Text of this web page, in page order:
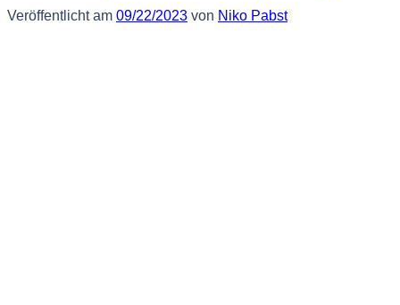
Veröffentlicht am 09/22/2023 von Niko Pabst